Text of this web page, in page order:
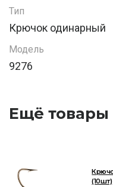
Тип
Крючок одинарный
Модель
9276
Ещё товары
(10шт)